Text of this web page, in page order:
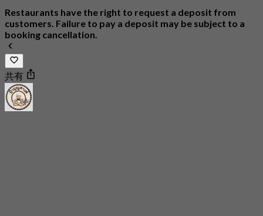
Restaurants have the right to request a deposit from
customers. Failure to pay a deposit may be subject to a
booking cancellation.
共有